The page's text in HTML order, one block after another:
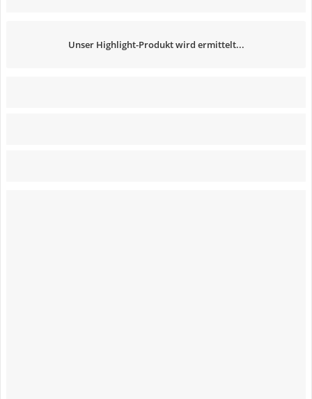
Unser Highlight-Produkt wird ermittelt...